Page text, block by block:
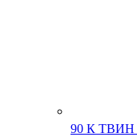
90 К ТВИН